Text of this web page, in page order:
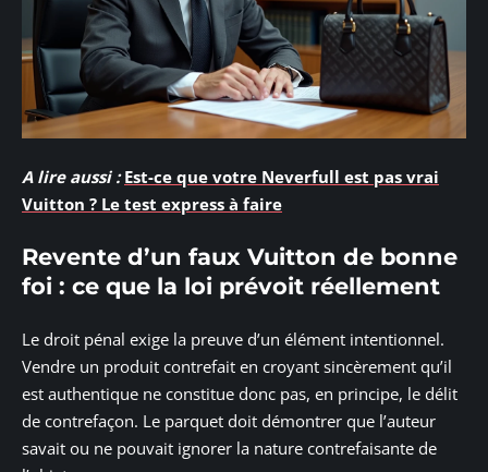
A lire aussi : Est-ce que votre Neverfull est pas vrai
Vuitton ? Le test express à faire
Revente d’un faux Vuitton de bonne
foi : ce que la loi prévoit réellement
Le droit pénal exige la preuve d’un élément intentionnel.
Vendre un produit contrefait en croyant sincèrement qu’il
est authentique ne constitue donc pas, en principe, le délit
de contrefaçon. Le parquet doit démontrer que l’auteur
savait ou ne pouvait ignorer la nature contrefaisante de